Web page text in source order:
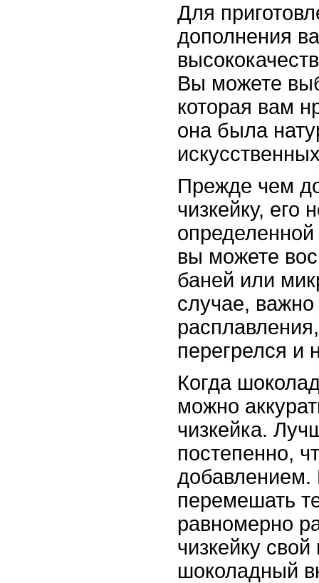
Для
дополнения
Вы можете
которая вам
она была
Прежде чем
чизкейку, его
вы можете
баней или
случае,
перегрелся и
Когда
можно
чизкейка.
постепенно,
добавлением.
перемешать
равномерно
чизкейку
шоколадный